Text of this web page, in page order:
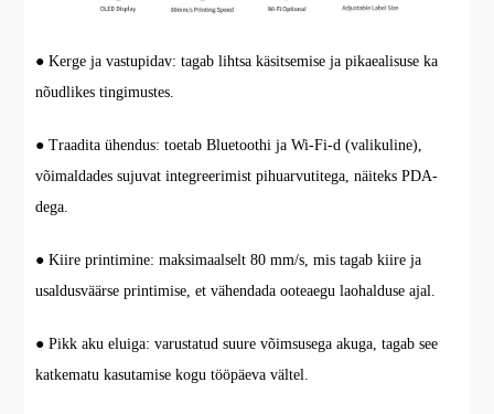
● Kerge ja vastupidav: tagab lihtsa käsitsemise ja pikaealisuse ka
nõudlikes tingimustes.
● Traadita ühendus: toetab Bluetoothi ja Wi-Fi-d (valikuline),
võimaldades sujuvat integreerimist pihuarvutitega, näiteks PDA-
dega.
● Kiire printimine: maksimaalselt 80 mm/s, mis tagab kiire ja
usaldusväärse printimise, et vähendada ooteaegu laohalduse ajal.
● Pikk aku eluiga: varustatud suure võimsusega akuga, tagab see
katkematu kasutamise kogu tööpäeva vältel.